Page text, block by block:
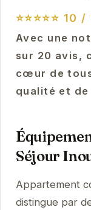
⭐⭐⭐⭐⭐ 10 /
Avec une
sur 20 avis,
cœur de
qualité et
Séjour
Appartement
distingue par